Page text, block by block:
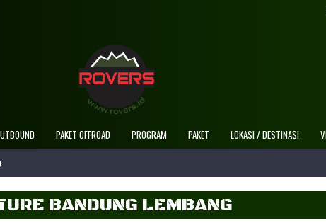
Selamat Datang Di Website Resmi
PAKET OFFROAD PROGRAM PAKET LOKASI / DESTINASI
BANDUNG LEMBANG